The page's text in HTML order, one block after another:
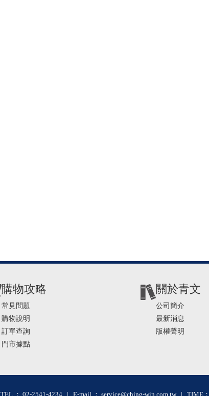
購物攻略
常見問題
購物說明
訂單查詢
門市據點
關於青文
公司簡介
最新消息
版權聲明
TEL ： 02-2541-4234 | E-mail ： service@ching-win.com.tw | TIME